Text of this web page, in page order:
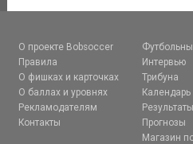
О проекте Bobsoccer
Правила
О фишках и карточках
О баллах и уровнях
Рекламодателям
Контакты
Интервью
Трибуна
Календарь
Прогнозы
Магазин